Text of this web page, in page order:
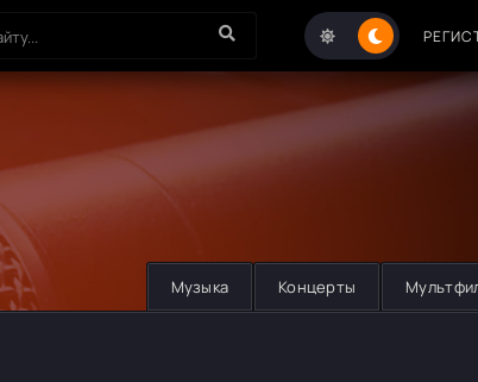
Музыка Концерты